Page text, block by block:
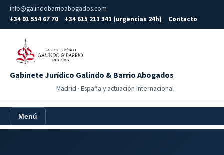
info@galindobarrioabogados.com
+34 91 554 67 70
+34 615 211 341 (urgencias 24h) Contacto
Gabinete Jurídico Galindo & Barrio Abogados
Madrid · España y actuación internacional
Menú